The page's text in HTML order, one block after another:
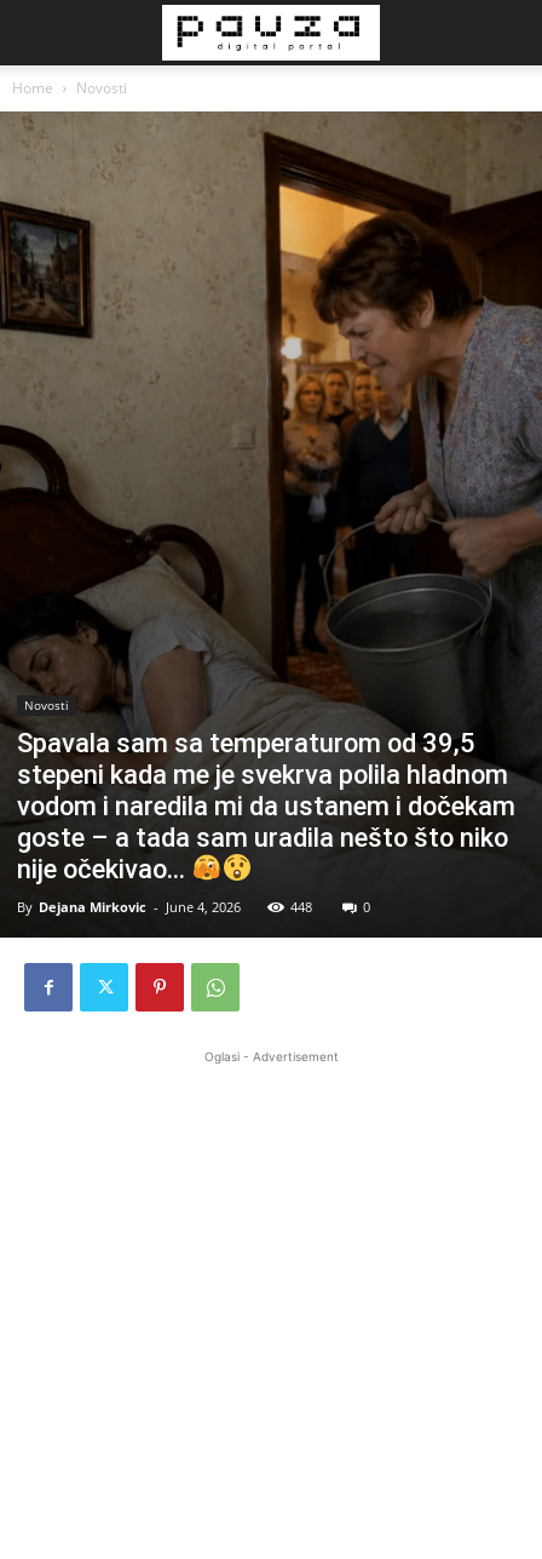
Home Novosti
Novosti
Spavala sam sa temperaturom od 39,5
stepeni kada me je svekrva polila hladnom
vodom i naredila mi da ustanem i dočekam
goste – a tada sam uradila nešto što niko
nije očekivao…
By Dejana Mirkovic - June 4, 2026 448 0
Oglasi - Advertisement